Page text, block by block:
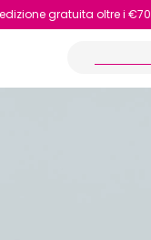
Reso facile e veloce
gratuita oltre i €70